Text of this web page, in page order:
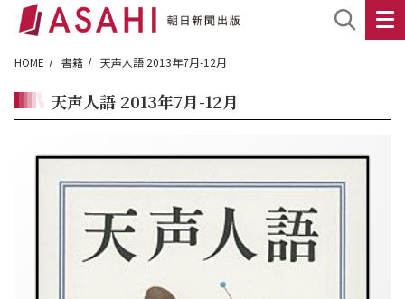
HOME 書籍 天声人語 2013年7月-12月
天声人語 2013年7月-12月